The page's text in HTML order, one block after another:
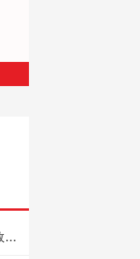
川仪PDS压力变送器常见故障及排除方法